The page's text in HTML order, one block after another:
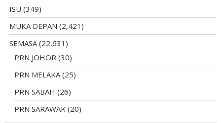
ISU (349)
MUKA DEPAN (2,421)
SEMASA (22,631)
PRN JOHOR (30)
PRN MELAKA (25)
PRN SABAH (26)
PRN SARAWAK (20)